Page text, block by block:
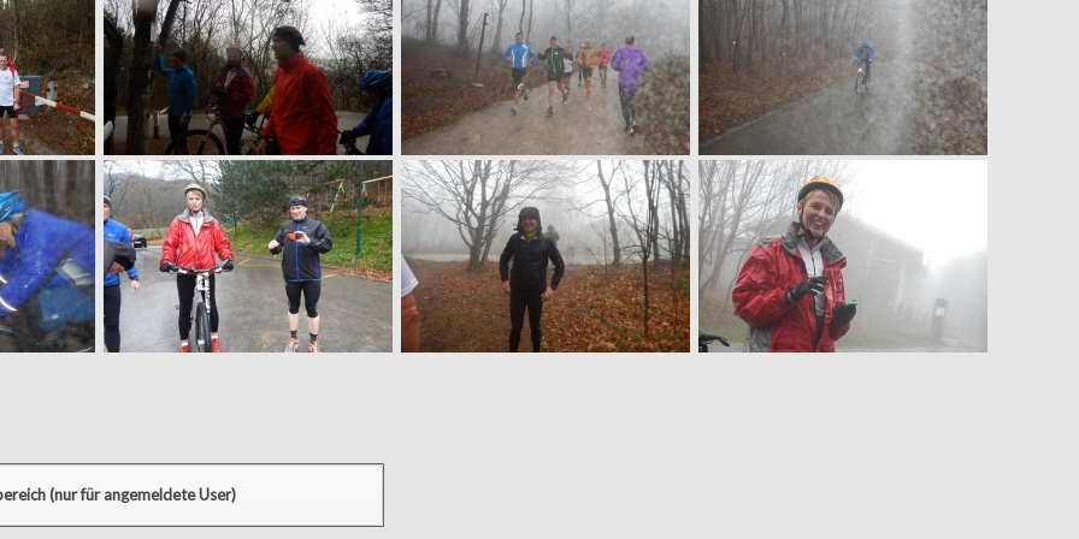
(nur für angemeldete User)